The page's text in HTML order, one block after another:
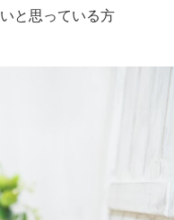
と思っている方